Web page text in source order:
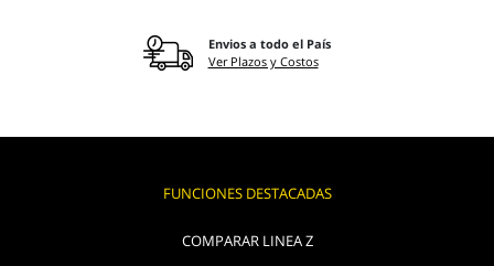
Envios a todo el País
Ver Plazos y Costos
FUNCIONES DESTACADAS
COMPARAR LINEA Z